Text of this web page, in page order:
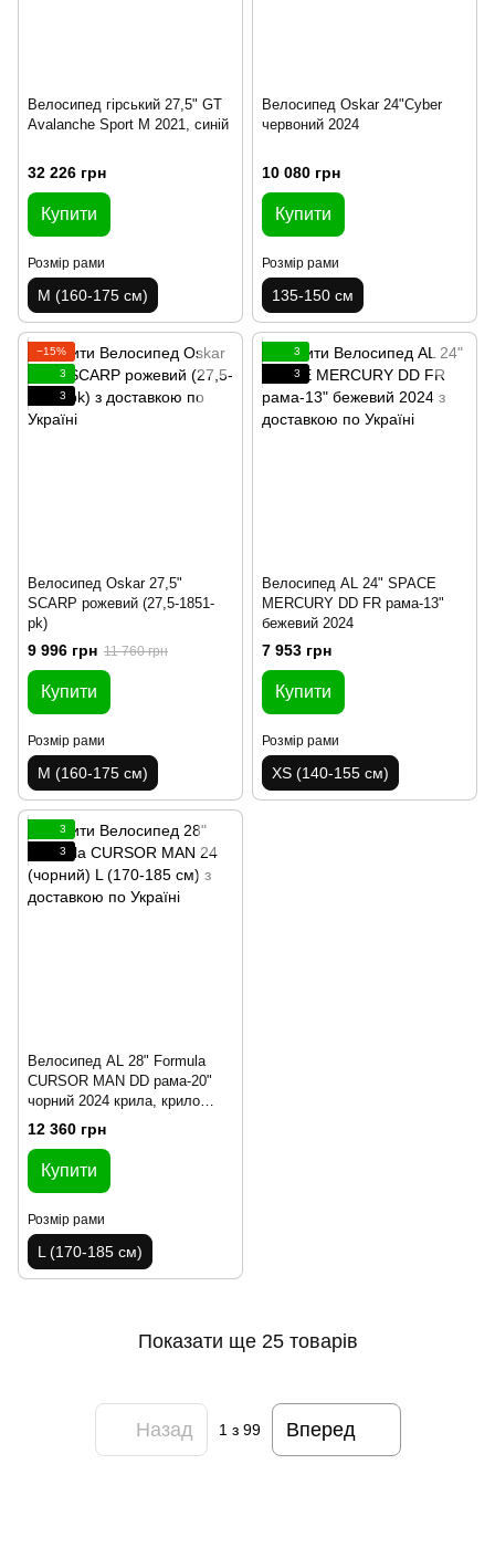
Велосипед гірський 27,5" GT
Avalanche Sport M 2021, синій
32 226 грн
Купити
Розмір рами
M (160-175 см)
Велосипед Oskar 24"Cyber
червоний 2024
10 080 грн
Купити
Розмір рами
135-150 см
−15%
3
3
Велосипед Oskar 27,5"
SCARP рожевий (27,5-1851-
pk)
9 996 грн 11 760 грн
Купити
Розмір рами
M (160-175 см)
3
3
Велосипед AL 24" SPACE
MERCURY DD FR рама-13"
бежевий 2024
7 953 грн
Купити
Розмір рами
XS (140-155 см)
3
3
Велосипед AL 28" Formula
CURSOR MAN DD рама-20"
чорний 2024 крила, крило
пер., крило зад., підніжка
12 360 грн
Купити
Розмір рами
L (170-185 см)
Показати ще 25 товарів
Назад 1 з 99 Вперед